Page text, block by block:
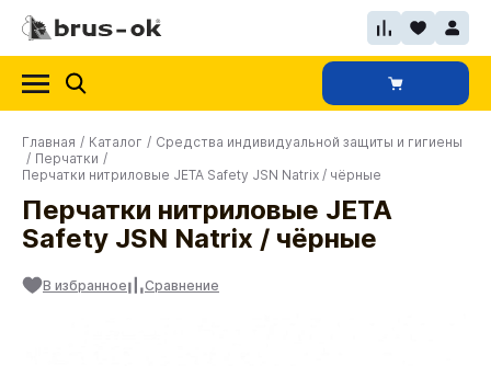
Главная / Каталог / Средства индивидуальной защиты и гигиены
/ Перчатки /
Перчатки нитриловые JETA Safety JSN Natrix / чёрные
Перчатки нитриловые JETA
Safety JSN Natrix / чёрные
В избранное Сравнение